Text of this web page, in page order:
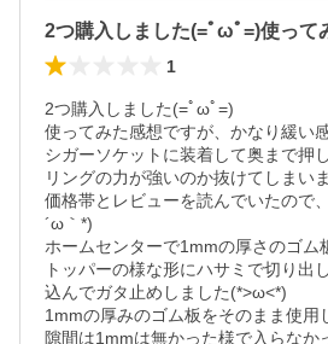
2つ購入しました(=ﾟωﾟ=)使っ
1
2つ購入しました(=ﾟωﾟ=)
使ってみた感想ですが、かなり緩い
シガーソケットに装着して奥まで押
リングの力が強いのか抜けてしまい
価格帯とレビューを読んでいたので
´ω｀*)
ホームセンターで1mmの厚さのゴム
トッパーの様な形にハサミで切り出
込んでガタ止めしました(*>ω<*)
1mmの厚みのゴム板をそのまま使用
隙間は1mmは無かった様で入らなか